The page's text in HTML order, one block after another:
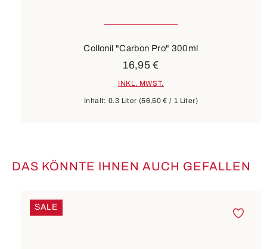
Collonil "Carbon Pro" 300ml
Inhalt:0.3 Liter (56,50 € / 1 Liter)
16,95 €
INKL. MWST.
Produktgalerie überspringen
DAS KÖNNTE IHNEN AUCH GEFALLEN
SALE